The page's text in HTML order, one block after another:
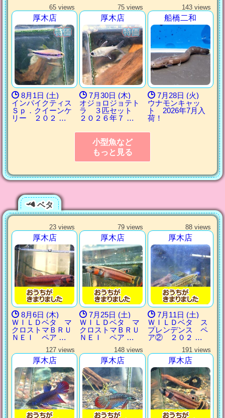
65 views
厚木店
8月1日 (土)
インパイクティス
Ｓｐ．クイーンケ
リー ２０２ …
75 views
厚木店
7月30日 (木)
オジョロジョテト
ラ ３匹セット
２０２６年７ …
143 views
船橋二和
7月28日 (火)
ウナモンキャッ
ト 2026年7月入
荷！
小型魚など
もっと見る
ベタ
23 views
厚木店
8月6日 (木)
ＷＩＬＤベタ マ
クロストマＢＲＵ
ＮＥＩ ペア …
79 views
厚木店
7月25日 (土)
ＷＩＬＤベタ マ
クロストマＢＲＵ
ＮＥＩ ペア …
88 views
厚木店
7月11日 (土)
ＷＩＬＤベタ ス
プレンデンス ペ
ア② ２０２ …
127 views
厚木店
148 views
厚木店
191 views
厚木店